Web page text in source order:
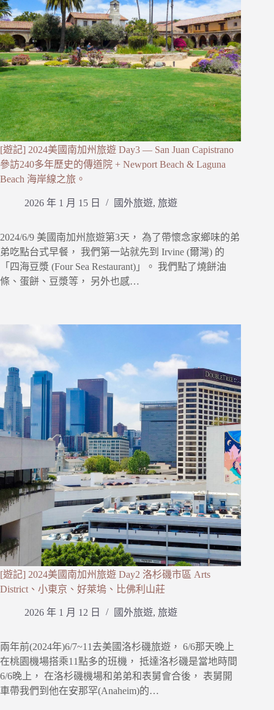
[遊記] 2024美國南加州旅遊 Day3 — San Juan Capistrano
參訪240多年歷史的傳道院 + Newport Beach & Laguna
Beach 海岸線之旅。
2026 年 1 月 15 日 國外旅遊, 旅遊
2024/6/9 美國南加州旅遊第3天， 為了帶懷念家鄉味的弟
弟吃點台式早餐， 我們第一站就先到 Irvine (爾灣) 的
「四海豆漿 (Four Sea Restaurant)」。 我們點了燒餅油
條、蛋餅、豆漿等， 另外也感…
[遊記] 2024美國南加州旅遊 Day2 洛杉磯市區 Arts
District、小東京、好萊塢、比佛利山莊
2026 年 1 月 12 日 國外旅遊, 旅遊
兩年前(2024年)6/7~11去美國洛杉磯旅遊， 6/6那天晚上
在桃園機場搭乘11點多的班機， 抵達洛杉磯是當地時間
6/6晚上， 在洛杉磯機場和弟弟和表舅會合後， 表舅開
車帶我們到他在安那罕(Anaheim)的…